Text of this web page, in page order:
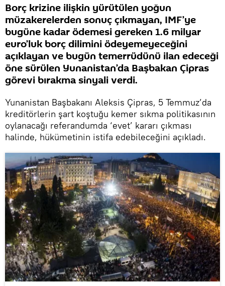
Borç krizine ilişkin yürütülen yoğun
müzakerelerden sonuç çıkmayan, IMF’ye
bugüne kadar ödemesi gereken 1.6 milyar
euro’luk borç dilimini ödeyemeyeceğini
açıklayan ve bugün temerrüdünü ilan edeceği
öne sürülen Yunanistan’da Başbakan Çipras
görevi bırakma sinyali verdi.
Yunanistan Başbakanı Aleksis Çipras, 5 Temmuz’da
kreditörlerin şart koştuğu kemer sıkma politikasının
oylanacağı referandumda ‘evet’ kararı çıkması
halinde, hükümetinin istifa edebileceğini açıkladı.